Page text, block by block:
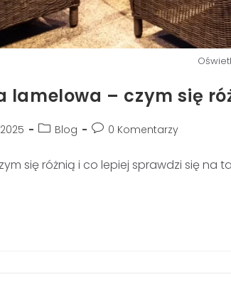
lamelowa – czym się
Blog 0 Komentarzy
się różnią i co lepiej sprawdzi się na